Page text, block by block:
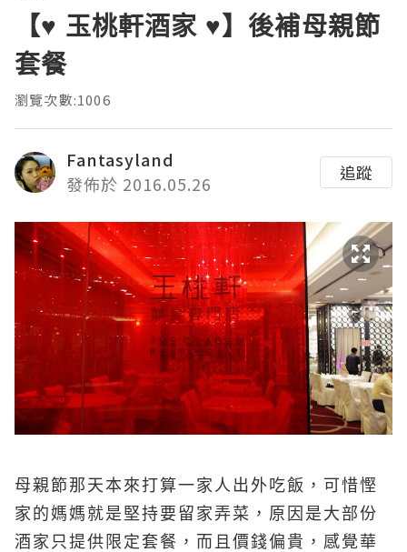
【♥ 玉桃軒酒家 ♥】後補母親節
套餐
瀏覽次數:1006
Fantasyland
發佈於 2016.05.26
追蹤
母親節那天本來打算一家人出外吃飯，可惜慳
家的媽媽就是堅持要留家弄菜，原因是大部份
酒家只提供限定套餐，而且價錢偏貴，感覺華